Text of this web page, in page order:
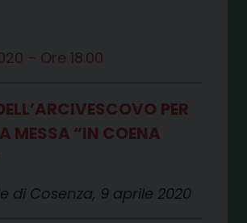
– Ore 18.00
PER
MESSA “IN COENA
di Cosenza, 9 aprile 2020